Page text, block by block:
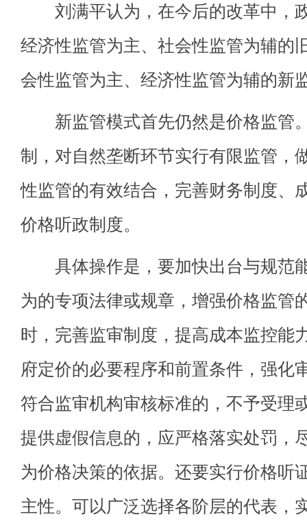
刘满平认为，在今后的改革中，
经济性监管为主、社会性监管为辅的
会性监管为主、经济性监管为辅的新
新监管模式首先仍然是价格监管
制，对自然垄断环节实行有限监管，
性监管的有效结合，完善财务制度、
价格听政制度。
具体操作是，要加快出台与规范
为的专项法律或规章，增强价格监管
时，完善监审制度，提高成本监控能
府定价的必要程序和前置条件，强化
符合监审机构审核标准的，不予受理
提供虚假信息的，应严格落实处罚，
为价格决策的依据。还要实行价格听
主性。可以广泛选择各阶层的代表，